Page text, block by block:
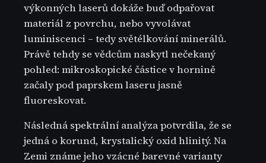
výkonných laserů dokáže buď odpařovat
materiál z povrchu, nebo vyvolávat
luminiscenci – tedy světélkování minerálů.
Právě tehdy se vědcům naskytl nečekaný
pohled: mikroskopické částice v hornině
začaly pod paprskem laseru jasně
fluoreskovat.
Následná spektrální analýza potvrdila, že se
jedná o korund, krystalický oxid hlinitý. Na
Zemi známe jeho vzácné barevné varianty